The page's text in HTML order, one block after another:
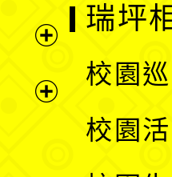
單
選
單
瑞坪
校園
校園